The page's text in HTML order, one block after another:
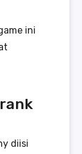
ini
diisi